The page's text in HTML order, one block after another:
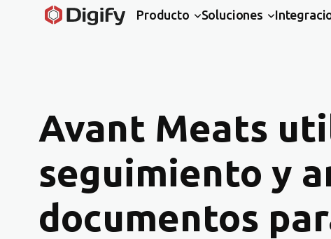
Producto Soluciones
Avant Meats
seguimiento y
documentos